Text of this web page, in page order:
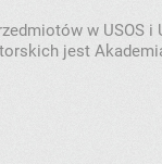
w USOS
jest